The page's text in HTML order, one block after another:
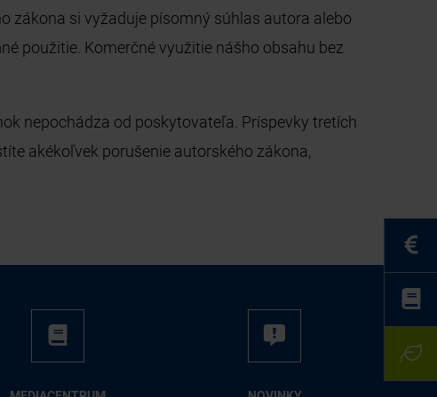
zákona si vyžaduje písomný súhlas autora alebo
použitie. Komerčné využitie nášho obsahu bez
nepochádza od poskytovateľa. Príspevky tretích
akékoľvek porušenie autorského zákona,